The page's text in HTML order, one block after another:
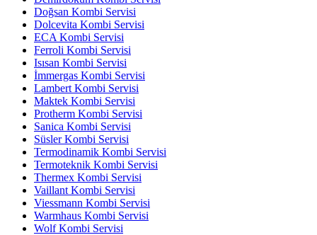
Doğsan Kombi Servisi
Dolcevita Kombi Servisi
ECA Kombi Servisi
Ferroli Kombi Servisi
Isısan Kombi Servisi
İmmergas Kombi Servisi
Lambert Kombi Servisi
Maktek Kombi Servisi
Protherm Kombi Servisi
Sanica Kombi Servisi
Süsler Kombi Servisi
Termodinamik Kombi Servisi
Termoteknik Kombi Servisi
Thermex Kombi Servisi
Vaillant Kombi Servisi
Viessmann Kombi Servisi
Warmhaus Kombi Servisi
Wolf Kombi Servisi